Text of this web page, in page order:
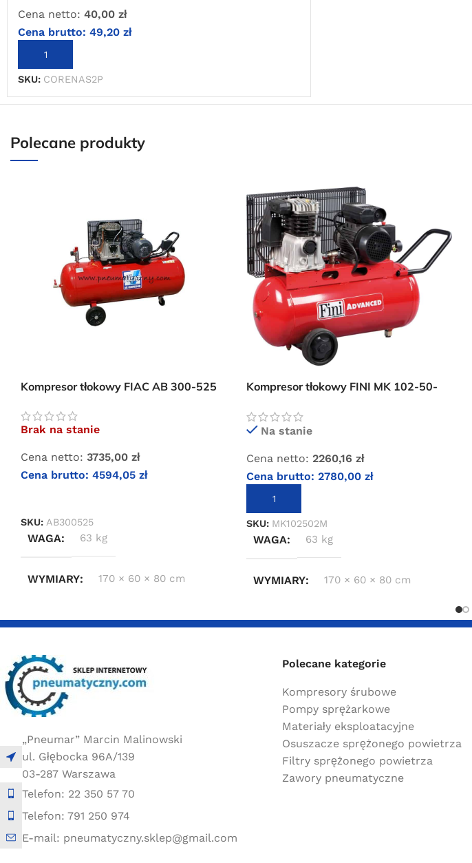
Cena netto: 40,00 zł
Cena brutto: 49,20 zł
DODAJ DO KOSZYKA
SKU: CORENAS2P
Polecane produkty
Kompresor tłokowy FIAC AB 300-525
Brak na stanie
Cena netto: 3735,00 zł
Cena brutto: 4594,05 zł
SKU: AB300525
WAGA 63 kg
WYMIARY 170 × 60 × 80 cm
Kompresor tłokowy FINI MK 102-50-
Na stanie
Cena netto: 2260,16zł
Cena brutto:2780,00zł
DODAJ DO KOSZYKA
SKU: MK102502M
WAGA 63 kg
WYMIARY 170 × 60 × 80 cm
„Pneumar” Marcin Malinowski
ul. Głębocka 96A/139
03-287 Warszawa
Telefon: 22 350 57 70
Telefon: 791 250 974
E-mail: pneumatyczny.sklep@gmail.com
Polecane kategorie
Kompresory śrubowe
Pompy sprężarkowe
Materiały eksploatacyjne
Osuszacze sprężonego powietrza
Filtry sprężonego powietrza
Zawory pneumatyczne